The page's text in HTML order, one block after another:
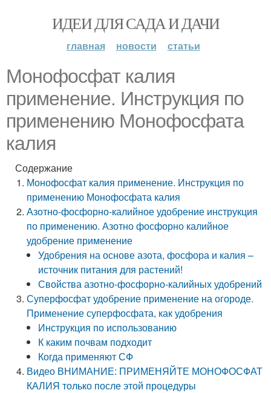
ИДЕИ ДЛЯ САДА И ДАЧИ
главная новости статьи
Монофосфат калия
применение. Инструкция по
применению Монофосфата
калия
Содержание
Монофосфат калия применение. Инструкция по
применению Монофосфата калия
Азотно-фосфорно-калийное удобрение инструкция
по применению. Азотно фосфорно калийное
удобрение применение
Удобрения на основе азота, фосфора и калия –
источник питания для растений!
Свойства азотно-фосфорно-калийных удобрений
Суперфосфат удобрение применение на огороде.
Применение суперфосфата, как удобрения
Инструкция по использованию
К каким почвам подходит
Когда применяют СФ
Видео ВНИМАНИЕ: ПРИМЕНЯЙТЕ МОНОФОСФАТ
КАЛИЯ только после этой процедуры